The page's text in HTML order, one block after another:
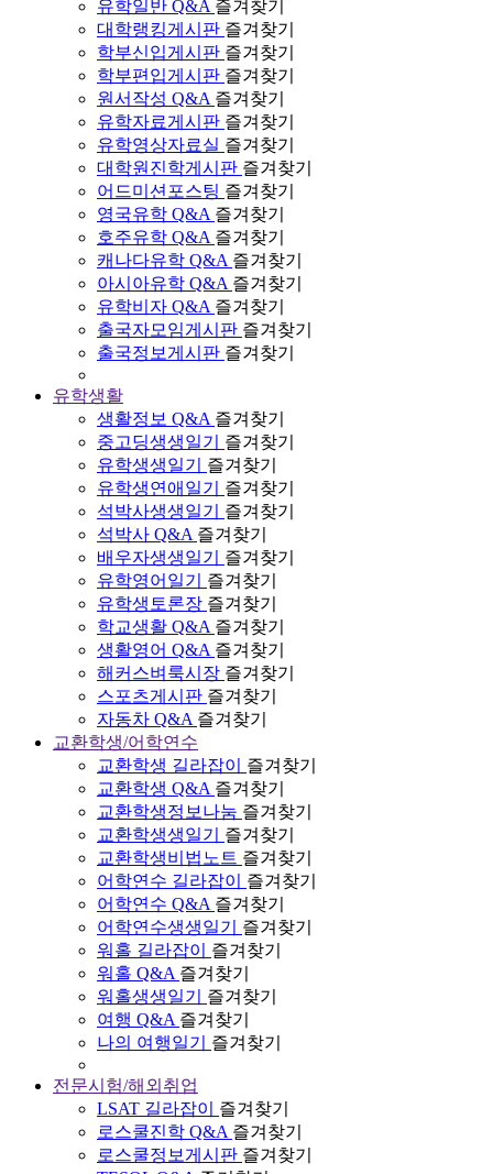
유학일반 Q&A 즐겨찾기
대학랭킹게시판 즐겨찾기
학부신입게시판 즐겨찾기
학부편입게시판 즐겨찾기
원서작성 Q&A 즐겨찾기
유학자료게시판 즐겨찾기
유학영상자료실 즐겨찾기
대학원진학게시판 즐겨찾기
어드미션포스팅 즐겨찾기
영국유학 Q&A 즐겨찾기
호주유학 Q&A 즐겨찾기
캐나다유학 Q&A 즐겨찾기
아시아유학 Q&A 즐겨찾기
유학비자 Q&A 즐겨찾기
출국자모임게시판 즐겨찾기
출국정보게시판 즐겨찾기
유학생활
생활정보 Q&A 즐겨찾기
중고딩생생일기
즐겨찾기
유학생생일기
즐겨찾기
유학생연애일기
즐겨찾기
석박사생생일기
즐겨찾기
석박사 Q&A 즐겨찾기
배우자생생일기
즐겨찾기
유학영어일기
즐겨찾기
유학생토론장 즐겨찾기
학교생활 Q&A 즐겨찾기
생활영어 Q&A 즐겨찾기
해커스벼룩시장 즐겨찾기
스포츠게시판 즐겨찾기
자동차 Q&A 즐겨찾기
교환학생/어학연수
교환학생 길라잡이
즐겨찾기
교환학생 Q&A 즐겨찾기
교환학생정보나눔 즐겨찾기
교환학생생일기
즐겨찾기
교환학생비법노트 즐겨찾기
어학연수 길라잡이
즐겨찾기
어학연수 Q&A 즐겨찾기
어학연수생생일기
즐겨찾기
워홀 길라잡이
즐겨찾기
워홀 Q&A 즐겨찾기
워홀생생일기
즐겨찾기
여행 Q&A 즐겨찾기
나의 여행일기
즐겨찾기
전문시험/해외취업
LSAT 길라잡이
즐겨찾기
로스쿨진학 Q&A 즐겨찾기
로스쿨정보게시판 즐겨찾기